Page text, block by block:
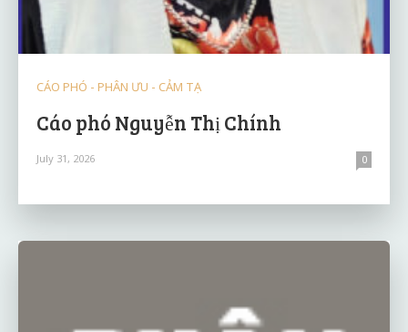
CÁO PHÓ - PHÂN ƯU - CẢM TẠ
Cáo phó Nguyễn Thị Chính
July 31, 2026 0